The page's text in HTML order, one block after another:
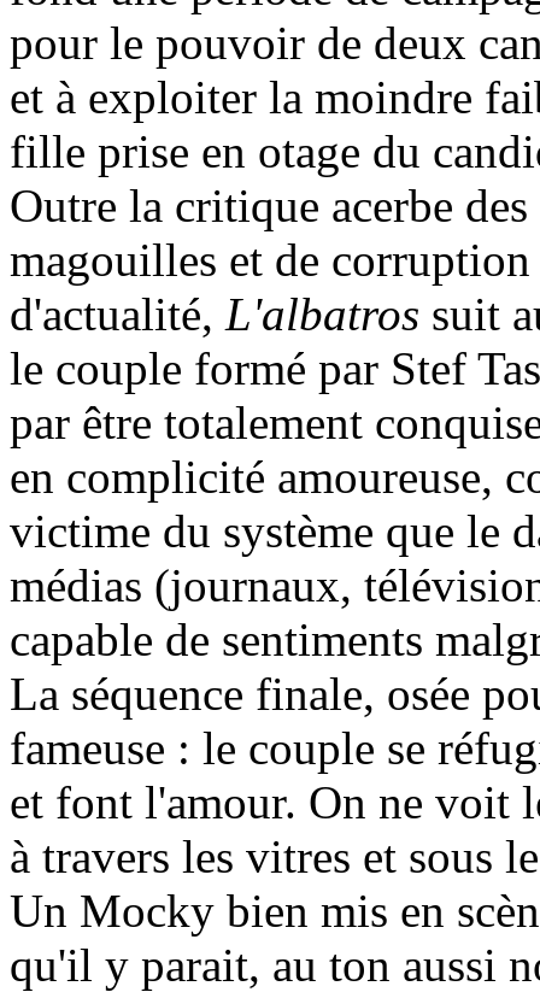
pour le pouvoir de deux
et à exploiter la moindre
fille prise en otage du
Outre la critique acerbe
magouilles et de
d'actualité, L'albatros suit
le couple formé par Stef
par être totalement
en complicité amoureuse,
victime du système que le
médias (journaux,
capable de sentiments
La séquence finale, osée
fameuse : le couple se
et font l'amour. On ne voit
à travers les vitres et sous
Un Mocky bien mis en
qu'il y parait, au ton aussi